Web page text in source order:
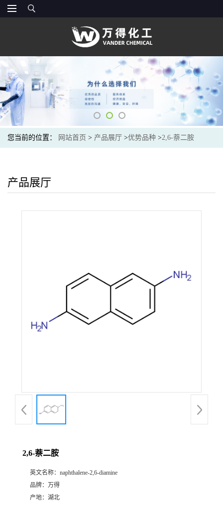
您当前的位置： 网站首页 > 产品展厅 >优势品种 >2,6-萘二胺
产品展厅
2,6-萘二胺
英文名称： naphthalene-2,6-diamine
品牌： 万得
产地： 湖北